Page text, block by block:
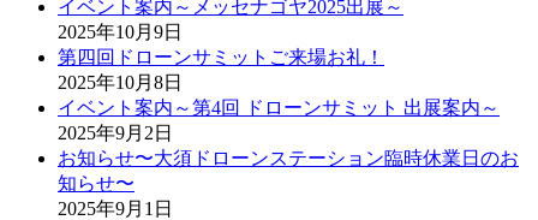
イベント案内～メッセナゴヤ2025出展～
2025年10月9日
第四回ドローンサミットご来場お礼！
2025年10月8日
イベント案内～第4回 ドローンサミット 出展案内～
2025年9月2日
お知らせ〜大須ドローンステーション臨時休業日のお
知らせ〜
2025年9月1日